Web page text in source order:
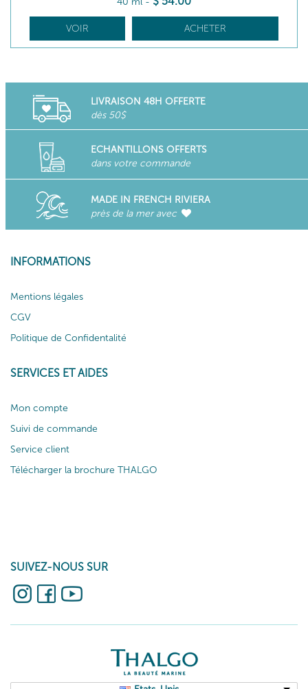
VOIR ACHETER
LIVRAISON 48H OFFERTE
dès 50$
ECHANTILLONS OFFERTS
dans votre commande
MADE IN FRENCH RIVIERA
près de la mer avec
INFORMATIONS
Mentions légales
CGV
Politique de Confidentalité
SERVICES ET AIDES
Mon compte
Suivi de commande
Service client
Télécharger la brochure THALGO
SUIVEZ-NOUS SUR